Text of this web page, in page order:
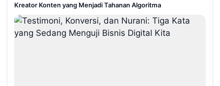
Kreator Konten yang Menjadi Tahanan Algoritma